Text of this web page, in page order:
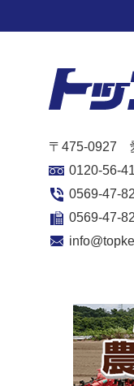
〒475-0927
0120-56-
0569-47-
0569-47-